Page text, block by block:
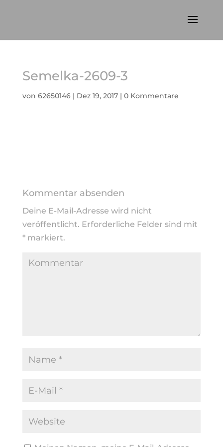
Semelka-2609-3
von 62650146| Dez 19, 2017| 0 Kommentare
Kommentar absenden
Deine E-Mail-Adresse wird nicht
veröffentlicht. Erforderliche Felder sind mit
*markiert.